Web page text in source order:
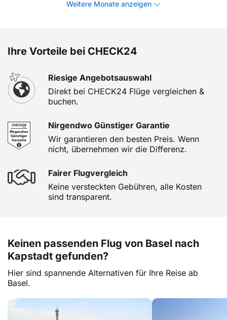
Weitere Monate anzeigen
Ihre Vorteile bei CHECK24
Riesige Angebotsauswahl
Direkt bei CHECK24 Flüge vergleichen &
buchen.
Nirgendwo Günstiger Garantie
Wir garantieren den besten Preis. Wenn
nicht, übernehmen wir die Differenz.
Fairer Flugvergleich
Keine versteckten Gebühren, alle Kosten
sind transparent.
Keinen passenden Flug von Basel nach
Kapstadt gefunden?
Hier sind spannende Alternativen für Ihre Reise ab
Basel.